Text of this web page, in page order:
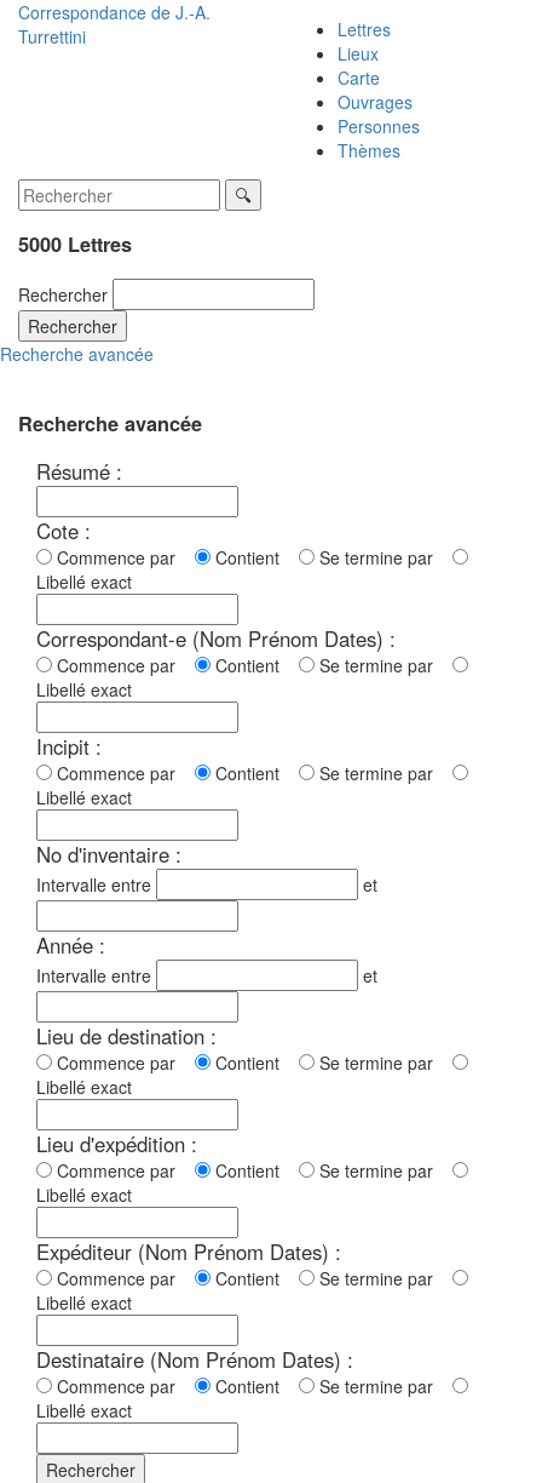
Correspondance de J.-A.
Turrettini
Lettres
Lieux
Carte
Ouvrages
Personnes
Thèmes
5000 Lettres
Rechercher
Rechercher
Recherche avancée
Recherche avancée
Résumé :
Cote :
Commence par Contient
Se termine par
Libellé exact
Correspondant-e (Nom Prénom Dates) :
Commence par Contient
Se termine par
Libellé exact
Incipit :
Commence par Contient
Se termine par
Libellé exact
No d'inventaire :
Intervalle entre et
Année :
Intervalle entre et
Lieu de destination :
Commence par Contient
Se termine par
Libellé exact
Lieu d'expédition :
Commence par Contient
Se termine par
Libellé exact
Expéditeur (Nom Prénom Dates) :
Commence par Contient
Se termine par
Libellé exact
Destinataire (Nom Prénom Dates) :
Commence par Contient
Se termine par
Libellé exact
Rechercher